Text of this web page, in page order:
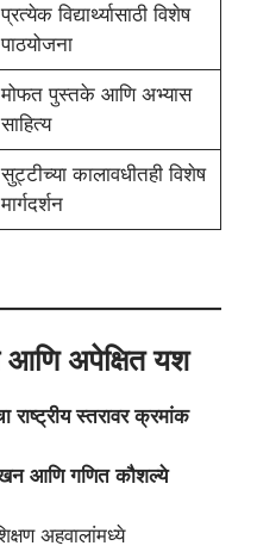
प्रत्येक विद्यार्थ्यासाठी विशेष
पाठयोजना
मोफत पुस्तके आणि अभ्यास
साहित्य
सुट्टीच्या कालावधीतही विशेष
मार्गदर्शन
आणि अपेक्षित यश
राष्ट्रीय स्तरावर क्रमांक
आणि गणित कौशल्ये
अहवालांमध्ये